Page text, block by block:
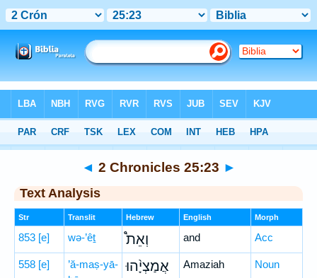
Hebrew> 2 Chronicles 25:23
◄ 2 Chronicles 25:23 ►
Text Analysis
Str Translit Hebrew English Morph
853 [e] wə-’êṯ וְאֵת֩ and Acc
558 [e]
’ă-maṣ-yā-
אֲמַצְיָ֨הוּ Amaziah Noun